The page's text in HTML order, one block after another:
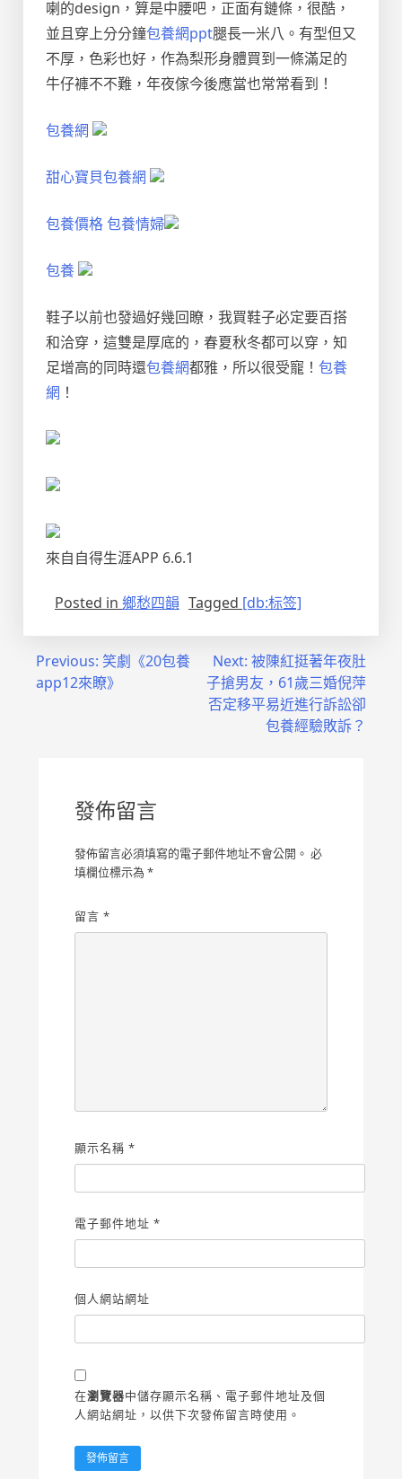
喇的design，算是中腰吧，正面有鏈條，很酷，
並且穿上分分鐘包養網ppt腿長一米八。有型但又
不厚，色彩也好，作為梨形身體買到一條滿足的
牛仔褲不不難，年夜傢今後應當也常常看到！
包養網
甜心寶貝包養網
包養價格包養情婦
包養
鞋子以前也發過好幾回瞭，我買鞋子必定要百搭
和洽穿，這雙是厚底的，春夏秋冬都可以穿，知
足增高的同時還包養網都雅，所以很受寵！ 包養
網 ！
來自自得生涯APP 6.6.1
Posted in 鄉愁四韻 Tagged [db:标签]
Previous: 笑劇《20包養
app12來瞭》
Next: 被陳紅挺著年夜肚
子搶男友，61歲三婚倪萍
否定移平易近進行訴訟卻
包養經驗敗訴？
發佈留言
發佈留言必須填寫的電子郵件地址不會公開。 必
填欄位標示為 *
留言 *
顯示名稱 *
電子郵件地址 *
個人網站網址
在瀏覽器中儲存顯示名稱、電子郵件地址及個
人網站網址，以供下次發佈留言時使用。